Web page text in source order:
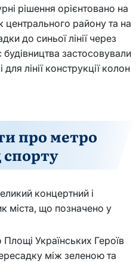
рішення орієнтовано на
центрального району та на
до синьої лінії через
застосовували
лінії конструкції колон
про метро
концертний і
міста, що позначено у
Українських Героїв
між зеленою та